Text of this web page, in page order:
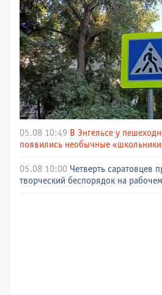
05.08 10:49 В Энгельсе у
появились необычные
05.08 10:00 Четверть саратовцев
творческий беспорядок на